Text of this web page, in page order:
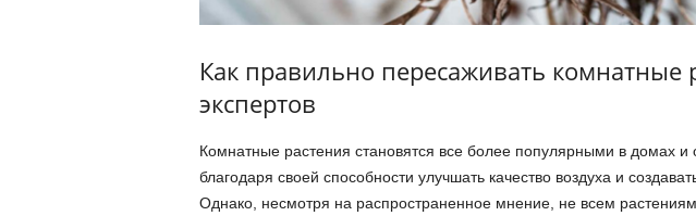
Как правильно пересаживать комнатные
экспертов
Комнатные растения становятся все более популярными в домах
благодаря своей способности улучшать качество воздуха и
Однако, несмотря на распространенное мнение, не всем